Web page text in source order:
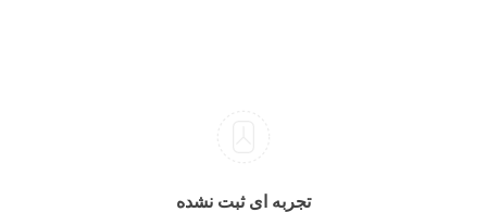
تجربه ای ثبت نشده